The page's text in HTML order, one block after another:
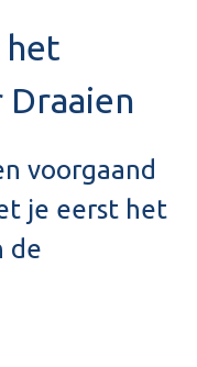
het
Draaien
voorgaand
je eerst het
de